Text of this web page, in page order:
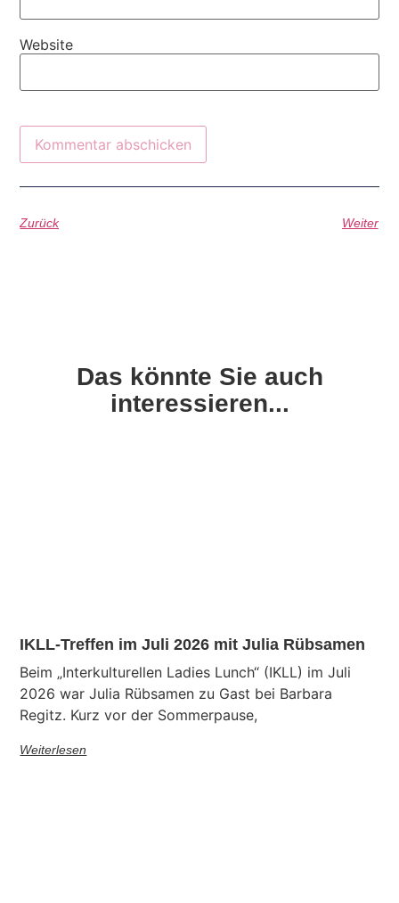
Website
Zurück Weiter
Das könnte Sie auch
interessieren...
IKLL-Treffen im Juli 2026 mit Julia Rübsamen
Beim „Interkulturellen Ladies Lunch“ (IKLL) im Juli
2026 war Julia Rübsamen zu Gast bei Barbara
Regitz. Kurz vor der Sommerpause,
Weiterlesen